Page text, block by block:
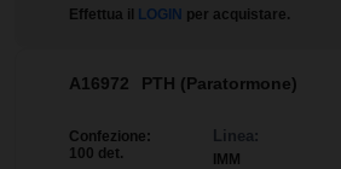
Effettua il LOGIN per acquistare.
A16972 PTH (Paratormone)
Confezione:
100 det.
Linea:
IMM